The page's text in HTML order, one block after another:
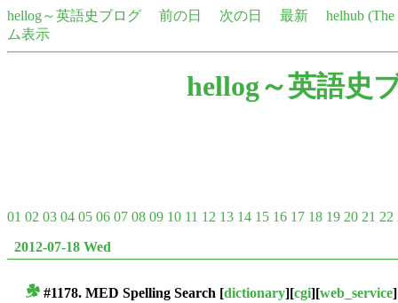
hellog～英語史ブログ 前の日 次の日 最新
helhub
ム表示
hellog～英語史
01 02 03 04 05 06 07 08 09 10 11 12 13 14 15 16 17 18 19 20 21 22
2012-07-18 Wed
#1178. MED Spelling Search [dictionary][cgi][web_service]